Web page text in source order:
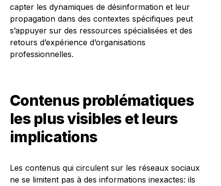
capter les dynamiques de désinformation et leur
propagation dans des contextes spécifiques peut
s’appuyer sur des ressources spécialisées et des
retours d’expérience d’organisations
professionnelles.
Contenus problématiques
les plus visibles et leurs
implications
Les contenus qui circulent sur les réseaux sociaux
ne se limitent pas à des informations inexactes: ils